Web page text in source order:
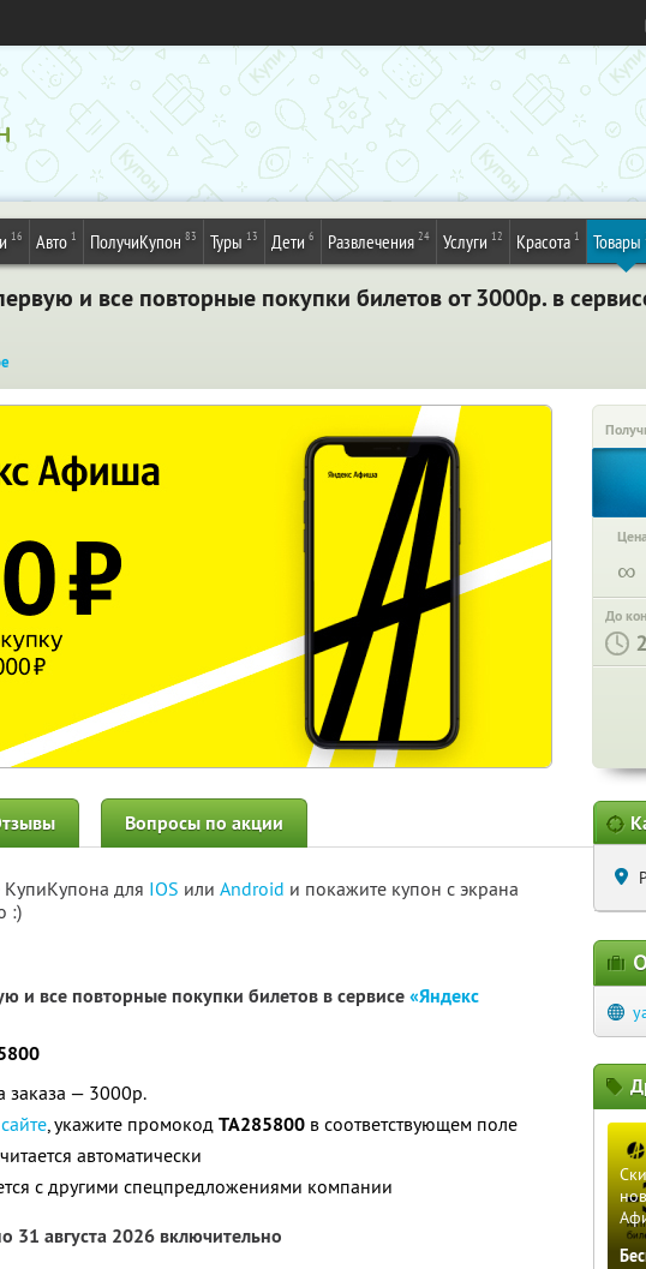
16 Авто 1 ПолучиКупон 83 Туры 13 Дети 6 Развлечения 24 Услуги 12 Красота 1 Товары
и все повторные покупки билетов от 3000р. в
∞
До
Вопросы по акции
для IOS или Android и покажите купон с экрана
:)
и все повторные покупки билетов в сервисе«Яндекс
заказа — 3000р.
сайте, укажите промокод TA285800 в соответствующем поле
автоматически
с другими спецпредложениями компании
31 августа 2026 включительно